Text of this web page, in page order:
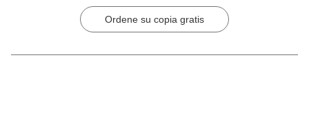
Ordene su copia gratis